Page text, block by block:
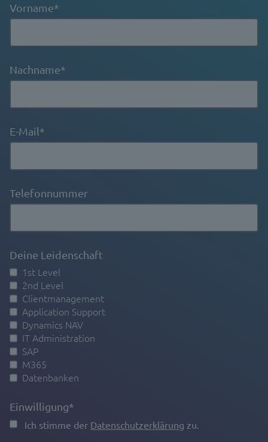
Vorname*
Nachname*
E-Mail*
Telefonnummer
Deine Leidenschaft
1st Level
2nd Level
Clientmanagement
Application Support
Dynamics NAV
IT Administration
SAP
M365
Datenbanken
Einwilligung*
Ich stimme der Datenschutzerklärung zu.